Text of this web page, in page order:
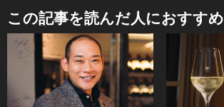
この記事を読んだ人におすすめ